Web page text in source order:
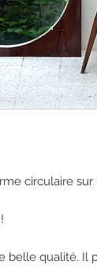
circulaire
belle qualité. Il